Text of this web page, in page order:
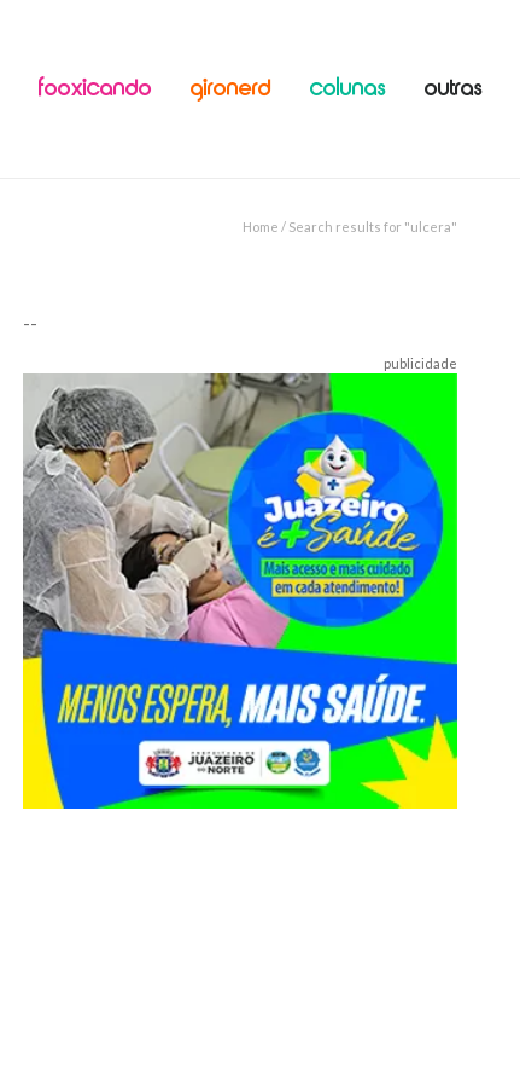
FOOXICANDO GIRONERD COLUNAS OUTRAS
Home / Search results for "ulcera"
--
publicidade